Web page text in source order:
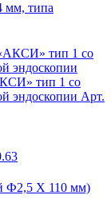
мм, типа
тип 1 со
эндоскопии Арт.